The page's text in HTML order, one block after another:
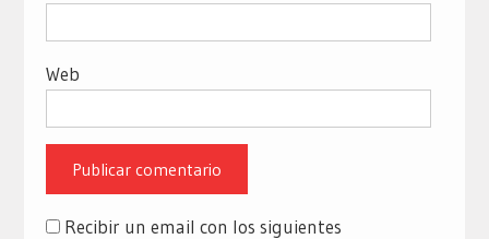
Web
Recibir un email con los siguientes